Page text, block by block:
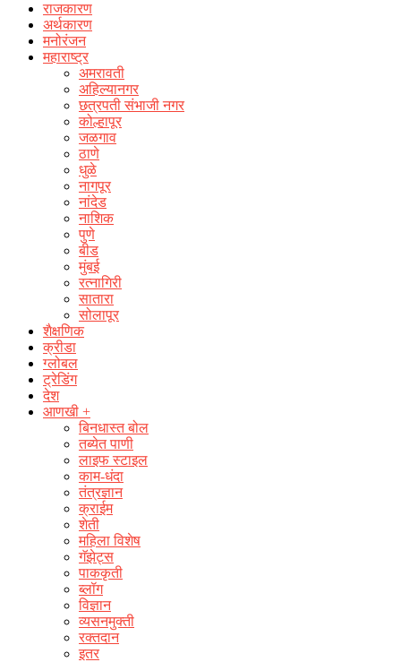
राजकारण
अर्थकारण
मनोरंजन
महाराष्ट्र
अमरावती
अहिल्यानगर
छत्रपती संभाजी नगर
कोल्हापूर
जळगाव
ठाणे
धुळे
नागपूर
नांदेड
नाशिक
पुणे
बीड
मुंबई
रत्नागिरी
सातारा
सोलापूर
शैक्षणिक
क्रीडा
ग्लोबल
ट्रेडिंग
देश
आणखी +
बिनधास्त बोल
तब्येत पाणी
लाइफ स्टाइल
काम-धंदा
तंत्रज्ञान
क्राईम
शेती
महिला विशेष
गॅझेट्स
पाककृती
ब्लॉग
विज्ञान
व्यसनमुक्ती
रक्‍तदान
इतर